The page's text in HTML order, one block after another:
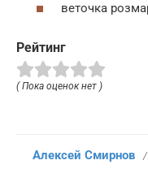
веточка
Рейтинг
( Пока оценок нет )
Алексей Смирнов /